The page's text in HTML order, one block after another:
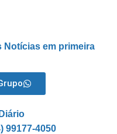
Notícias em primeira
99177-4050